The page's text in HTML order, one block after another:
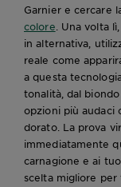
Garnier e cercare
colore . Una volta
in alternativa,
reale come
a questa
tonalità, dal
opzioni più audaci
dorato. La prova
immediatamente
carnagione e ai
scelta migliore